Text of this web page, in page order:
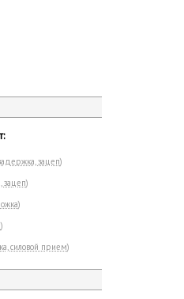
зацеп)
зацеп)
)
)
силовой прием)